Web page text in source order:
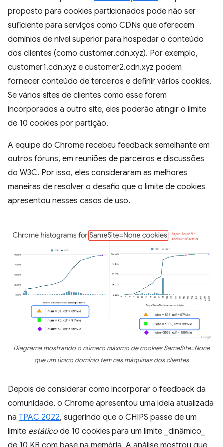
proposto para cookies particionados pode não ser
suficiente para serviços como CDNs que oferecem
domínios de nível superior para hospedar o conteúdo
dos clientes (como customer.cdn.xyz). Por exemplo,
customer1.cdn.xyz e customer2.cdn.xyz podem
fornecer conteúdo de terceiros e definir vários cookies.
Se vários sites de clientes como esse forem
incorporados a outro site, eles poderão atingir o limite
de 10 cookies por partição.
A equipe do Chrome recebeu feedback semelhante em
outros fóruns, em reuniões de parceiros e discussões
do W3C. Por isso, eles consideraram as melhores
maneiras de resolver o desafio que o limite de cookies
apresentou nesses casos de uso.
Diagrama mostrando o número máximo de cookies SameSite=None
que um único domínio tem nas máquinas dos clientes
Depois de considerar como incorporar o feedback da
comunidade, o Chrome apresentou uma ideia atualizada
na TPAC 2022, sugerindo que o CHIPS passe de um
limite estático de 10 cookies para um limite _dinâmico_
de 10 KB com base na memória. A análise mostrou que